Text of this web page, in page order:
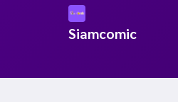
Siamcomic